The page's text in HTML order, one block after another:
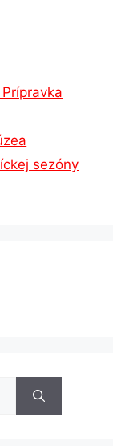
sezóny